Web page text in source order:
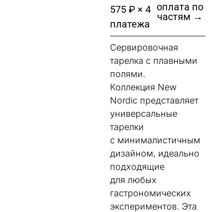
575 ₽ × 4
платежа
оплата по
частям →
Сервировочная
тарелка с плавными
полями.
Коллекция New
Nordic представляет
универсальные
тарелки
с минималистичным
дизайном, идеально
подходящие
для любых
гастрономических
экспериментов. Эта